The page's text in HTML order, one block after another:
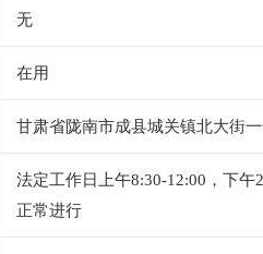
无
在用
甘肃省陇南市成县城关镇北大街
法定工作日上午8:30-12:00，下
正常进行